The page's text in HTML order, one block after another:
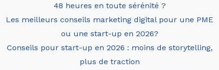
48 heures en toute sérénité ?
Les meilleurs conseils marketing digital pour une PME
ou une start-up en 2026?
Conseils pour start-up en 2026 : moins de storytelling,
plus de traction